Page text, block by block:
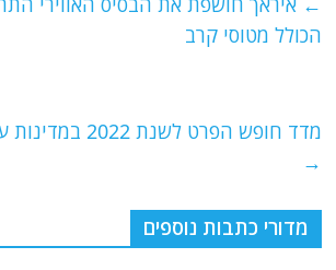
A
ra
k
הכולל מטוסי קרב
מדד חופש הפרט לשנת 2022 במדינות ערב. אינפוגרפיקה
→
מדורי כתבות נוספים